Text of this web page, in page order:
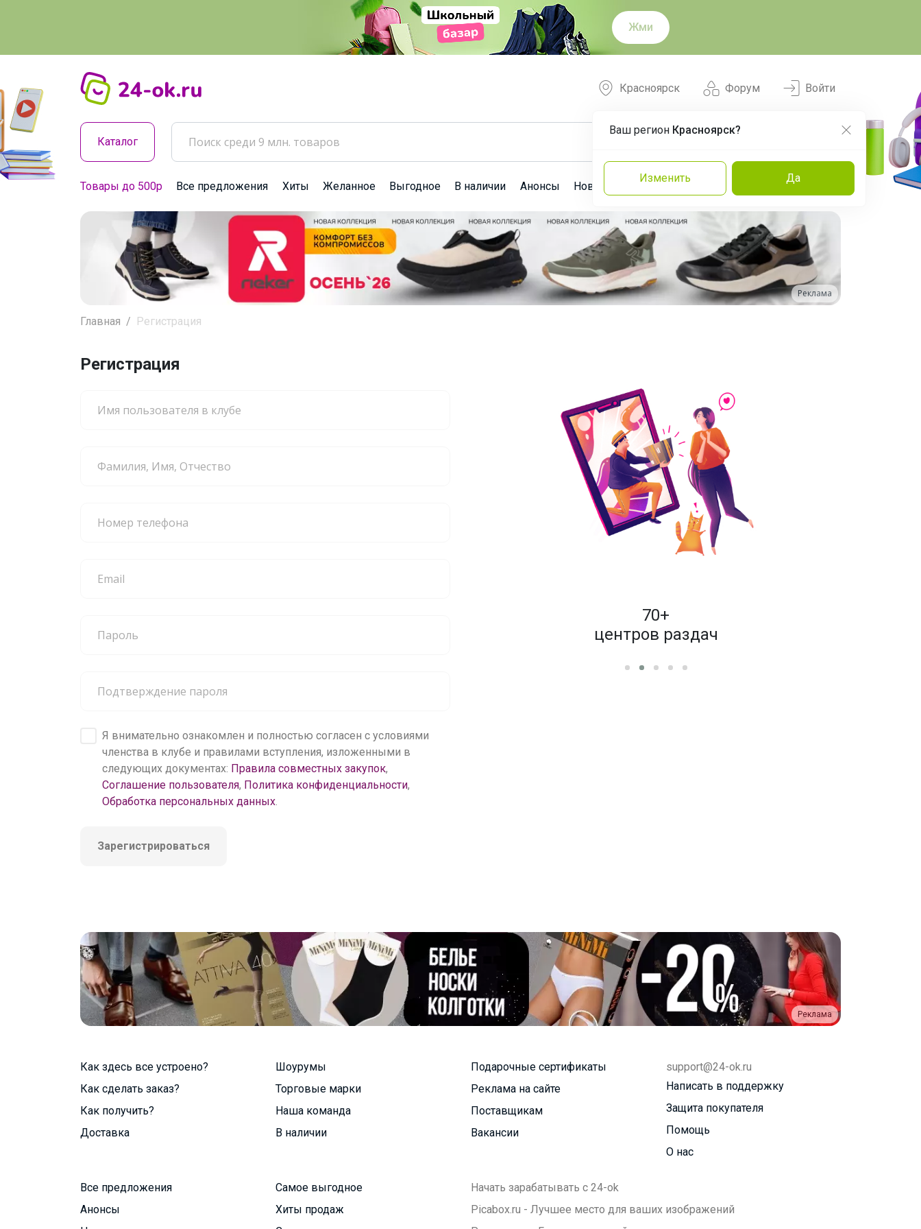
Жми
Форум
Красноярск
Ваш регион Красноярск?
Изменить Да
Войти
Каталог
Товары до 500р Все предложения Хиты Желанное Выгодное В наличии Анонсы Новости Команда Эксперты
Реклама
Главная Регистрация
Регистрация
Я внимательно ознакомлен и полностью согласен с условиями
членства в клубе и правилами вступления, изложенными в
следующих документах: Правила совместных закупок,
Соглашение пользователя, Политика конфиденциальности,
Обработка персональных данных.
Зарегистрироваться
пользователей
70+
центров раздач
Реклама
Как здесь все устроено?
Как сделать заказ?
Как получить?
Доставка
Шоурумы
Торговые марки
Наша команда
В наличии
Подарочные сертификаты
Реклама на сайте
Поставщикам
Вакансии
support@24-ok.ru
Написать в поддержку
Защита покупателя
Помощь
О нас
Все предложения
Анонсы
Самое выгодное
Хиты продаж
Начать зарабатывать с 24-ok
Picabox.ru - Лучшее место для ваших изображений